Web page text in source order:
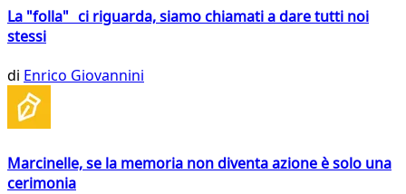
La "folla" ci riguarda, siamo chiamati a dare tutti noi
stessi
di Enrico Giovannini
Marcinelle, se la memoria non diventa azione è solo una
cerimonia